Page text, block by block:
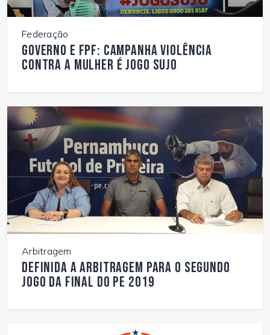
Federação
Governo e FPF: Campanha Violência
Contra a Mulher é Jogo Sujo
Arbitragem
Definida a arbitragem para o segundo
jogo da Final do PE 2019